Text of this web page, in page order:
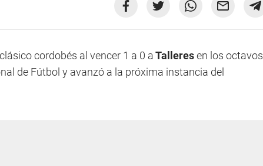
cordobés al vencer 1 a 0 aTalleresen los octavos
de Fútbol y avanzó a la próxima instancia del